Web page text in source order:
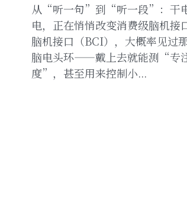
从“听一句”到“听一段”：干
电，正在悄悄改变消费级脑机接
脑机接口（BCI），大概率见过
脑电头环——戴上去就能测“
度”，甚至用来控制小...